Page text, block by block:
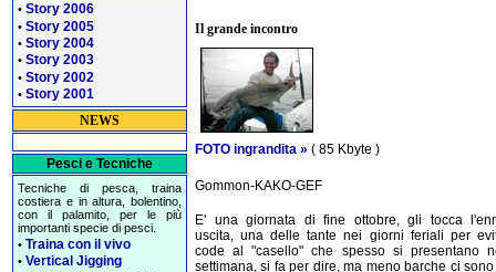
• Story 2006
• Story 2005
• Story 2004
• Story 2003
• Story 2002
• Story 2001
NEWS
Pesci e Tecniche
Tecniche di pesca, traina
costiera e in altura, bolentino,
con il palamito, per le più
importanti specie di pesci.
• Traina con il vivo
• Vertical Jigging
Il grande incontro
FOTO ingrandita » ( 85 Kbyte )
Gommon-KAKO-GEF
E' una giornata di fine ottobre, gli tocca
uscita, una delle tante nei giorni feriali per
code al "casello" che spesso si presentano
settimana, si fa per dire, ma meno barche ci